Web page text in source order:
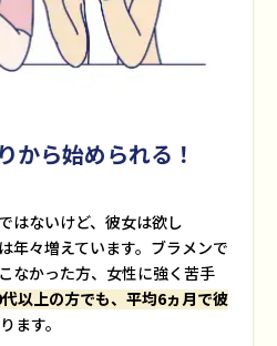
から始められる！
はないけど、彼女は欲し
年々増えています。ブラメンで
なかった方、女性に強く苦手
以上の方でも、平均6ヵ月で彼
ます。